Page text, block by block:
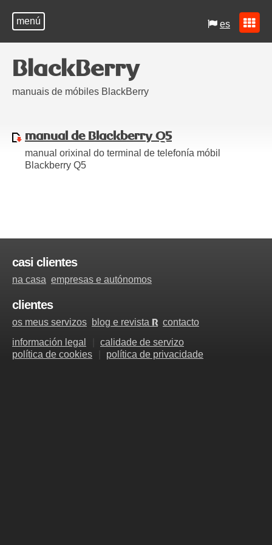
menú es
BlackBerry
manuais de móbiles BlackBerry
manual de Blackberry Q5
manual orixinal do terminal de telefonía móbil
Blackberry Q5
casi clientes
na casa empresas e autónomos
clientes
os meus servizos blog e revista R contacto
información legal
calidade de servizo
política de cookies
política de privacidade